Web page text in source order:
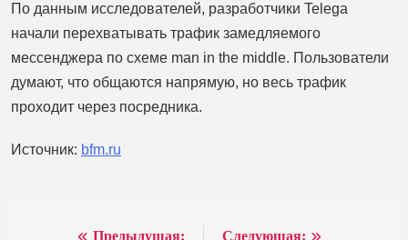
По данным исследователей, разработчики Telega
начали перехватывать трафик замедляемого
мессенджера по схеме man in the middle. Пользователи
думают, что общаются напрямую, но весь трафик
проходит через посредника.
Источник: bfm.ru
Предыдущая: Следующая: